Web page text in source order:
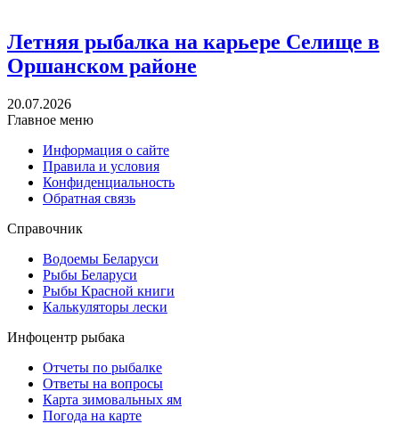
Летняя рыбалка на карьере Селище в
Оршанском районе
20.07.2026
Главное меню
Информация о сайте
Правила и условия
Конфиденциальность
Обратная связь
Справочник
Водоемы Беларуси
Рыбы Беларуси
Рыбы Красной книги
Калькуляторы лески
Инфоцентр рыбака
Отчеты по рыбалке
Ответы на вопросы
Карта зимовальных ям
Погода на карте